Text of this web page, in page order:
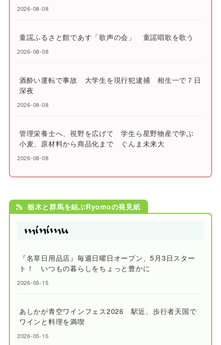
2026-08-08
童謡ふるさと館であす「歌声の会」 童謡唱歌を歌う
2026-08-08
酒酔い運転で事故 大学生を現行犯逮捕 相生一で７日
深夜
2026-08-08
管理栄養士へ、視野を広げて 学生ら星野物産で学ぶ
小麦、原材料から商品化まで ぐんま未来大
2026-08-08
栃木と群馬を結ぶRyomoの発見紙
『名草日用品店』毎週日曜日オープン、5月3日スター
ト！ いつもの暮らしをちょっと豊かに
2026-05-15
あしかが青空ワインフェス2026 駅近、歩行者天国で
ワインと料理を満喫
2026-05-15